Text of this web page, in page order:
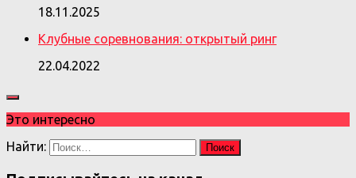
18.11.2025
Клубные соревнования: открытый ринг
22.04.2022
Это интересно
Найти: